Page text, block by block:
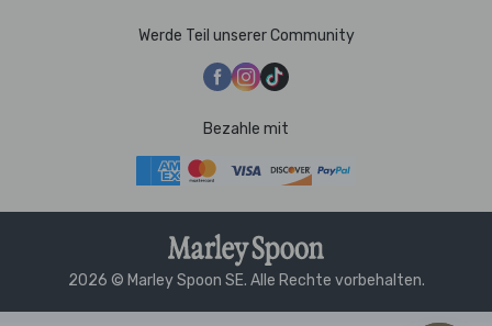
Werde Teil unserer Community
Bezahle mit
2026 © Marley Spoon SE. Alle Rechte vorbehalten.